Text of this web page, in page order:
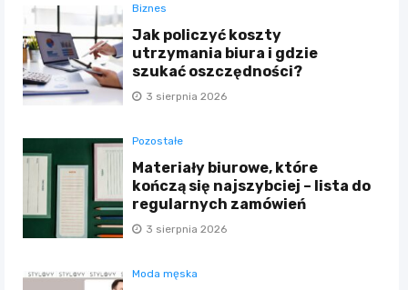
Biznes
Jak policzyć koszty
utrzymania biura i gdzie
szukać oszczędności?
3 sierpnia 2026
Pozostałe
Materiały biurowe, które
kończą się najszybciej – lista do
regularnych zamówień
3 sierpnia 2026
Moda męska